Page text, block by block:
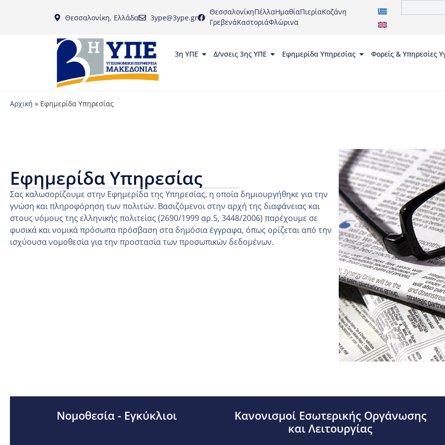
Θεσσαλονίκη, Ελλάδα 3ype@3ype.gr
ΘεσσαλονίκηΠέλλαΗμαθίαΠιερίαΚοζάνη
ΓρεβενάΚαστοριάΦλώρινα
3η ΥΠΕ Δ/νσεις 3ης ΥΠΕ Εφημερίδα Υπηρεσίας Φορείς & Υπηρεσίες
Αρχική » Εφημερίδα Υπηρεσίας
Εφημερίδα Υπηρεσίας
Σας καλωσορίζουμε στην Εφημερίδα της Υπηρεσίας, η οποία δημιουργήθηκε για την
γνώση και πληροφόρηση των πολιτών. Βασιζόμενοι στην αρχή της διαφάνειας και
στους νόμους της ελληνικής πολιτείας (2690/1999 αρ.5, 3448/2006) παρέχουμε σε
φυσικά και νομικά πρόσωπα πρόσβαση στα δημόσια έγγραφα, όπως ορίζεται από την
ισχύουσα νομοθεσία για την προστασία των προσωπικών δεδομένων.
Νομοθεσία - Εγκύκλιοι
Κανονισμοί Εσωτερικής Οργάνωσης
και Λειτουργίας